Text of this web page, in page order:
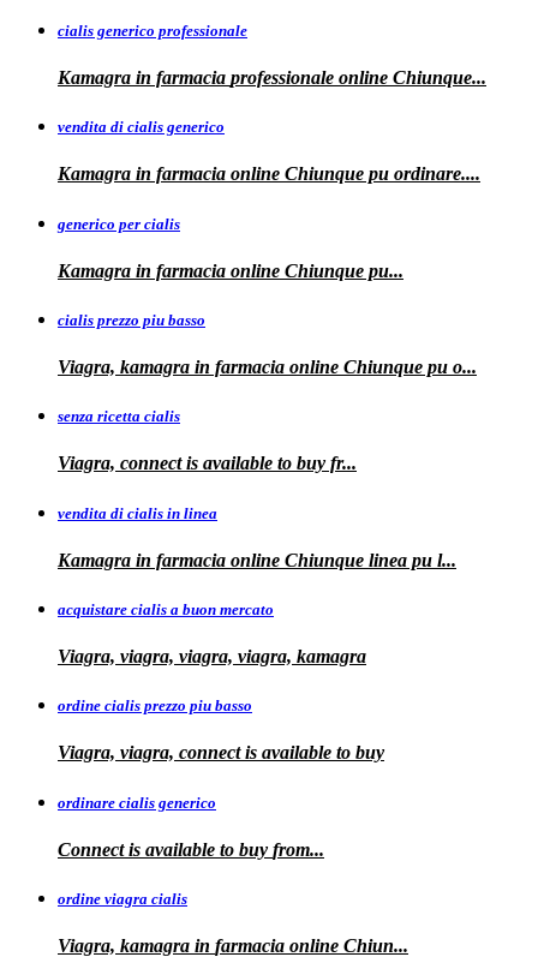
cialis generico professionale
Kamagra in farmacia professionale online Chiunque...
vendita di cialis generico
Kamagra in farmacia online Chiunque pu ordinare....
generico per cialis
Kamagra in farmacia online Chiunque pu...
cialis prezzo piu basso
Viagra, kamagra in farmacia online Chiunque pu o...
senza ricetta cialis
Viagra, connect is available to buy fr...
vendita di cialis in linea
Kamagra in farmacia online Chiunque linea pu l...
acquistare cialis a buon mercato
Viagra, viagra, viagra, viagra, kamagra
ordine cialis prezzo piu basso
Viagra, viagra, connect is available to buy
ordinare cialis generico
Connect is available to buy from...
ordine viagra cialis
Viagra, kamagra in farmacia online Chiun...